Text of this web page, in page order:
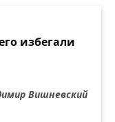
избегали
Вишневский